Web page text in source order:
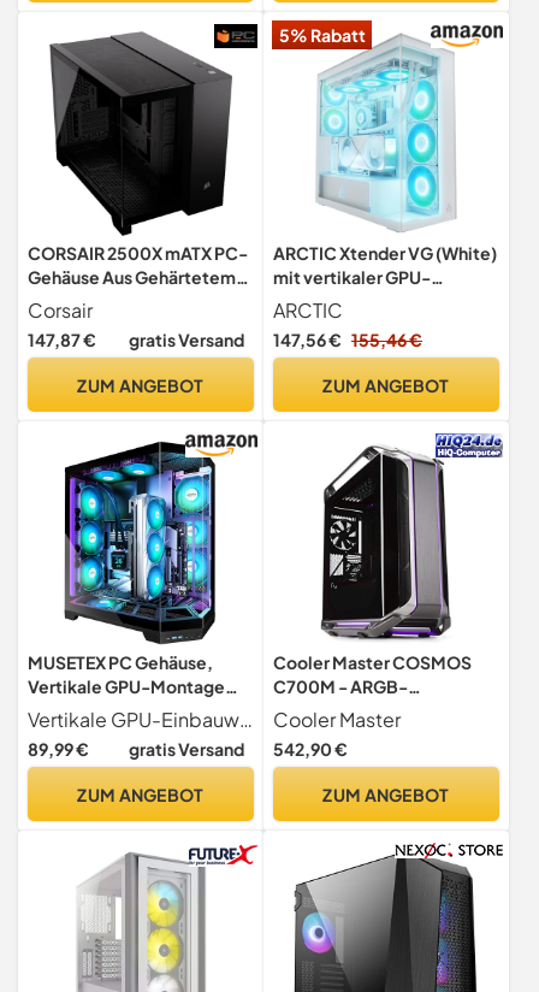
CORSAIR 2500X mATX PC-
Gehäuse Aus Gehärtetem
Glas - Ohne Lüfter -
Zweikammer-Design -
Große Kühlungsflexibilität -
Connection Motherboards
Corsair
147,87 € gratis Versand
ZUM ANGEBOT
5% Rabatt
ARCTIC Xtender VG (White)
mit vertikaler GPU-
Anbringung - PC-Gehäuse
ARCTIC
147,56 € 155,46 €
ZUM ANGEBOT
MUSETEX PC Gehäuse,
Vertikale GPU-Montage
Design, Vorinstallation 5
PWM ARGB Lüfter, 360MM
Rad Support, ATX Mid-
mit Type-C, 270°
Vertikale GPU-Einbauweise Das MUSETEX GR3 Gaming-Gehäuse verfügt über eine direkte vertikale GPU-Montage. Diese Bauweise präsentiert die Ästhetik Ihrer GPU optimal und unterstreicht Ihren individuellen Stil. Zusätzlich begünstigt die vertikale Position den Luftstrom, was die Kühlleistung verbessert. Die stabile Halterung beugt einem Durchhängen der GPU vor und schützt so den PCIe-Slot des Motherboards. Im Gegensatz zu herkömmlichen Montagen mit leistungsmindernden Verlängerungskabeln, wird die GPU bei unserem innovativen Design direkt in den nativen Slot eingesteckt. So werden Leistungsverluste von 5 30 % vermieden.
89,99 € gratis Versand
ZUM ANGEBOT
Cooler Master COSMOS
C700M - ARGB-
Aluminiumgehäuse mit
doppelt gebogener
Glasscheibe, ultra-
extremer
Cooler Master
542,90 €
ZUM ANGEBOT